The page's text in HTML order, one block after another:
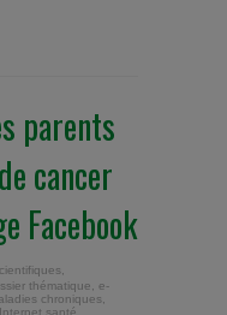
parents
cancer
Facebook
thématique
e-
chroniques
santé